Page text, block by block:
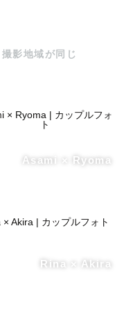
撮影地域が同じ
Asami × Ryoma
Rina × Akira